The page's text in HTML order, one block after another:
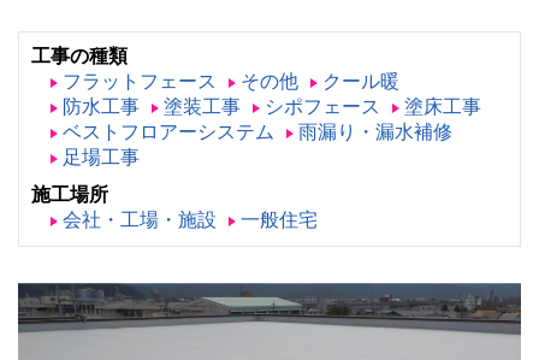
工事の種類
フラットフェース
その他
クール暖
防水工事
塗装工事 シポフェース
塗床工事
ベストフロアーシステム
雨漏り・漏水補修
足場工事
施工場所
会社・工場・施設
一般住宅